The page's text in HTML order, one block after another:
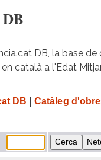
DB, la base de
català a l'Edat
DB Catàleg